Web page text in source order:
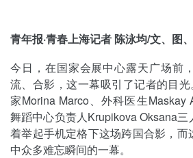
青年报·青春上海记者 陈泳均/文、图
今日，在国家会展中心露天广场前
流、合影，这一幕吸引了记者的目光
家Morina Marco、外科医生Maskay
舞蹈中心负责人Krupikova Oksana
着举起手机定格下这场跨国合影，而
中众多难忘瞬间的一幕。